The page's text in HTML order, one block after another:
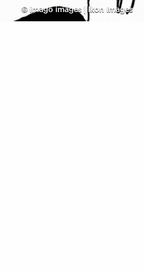
© imago images | Ikon Images